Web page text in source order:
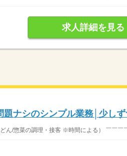
求人詳細を見る
ナシのシンプル業務│少しず
ん/惣菜の調理・接客 ※時間による） ￣￣￣